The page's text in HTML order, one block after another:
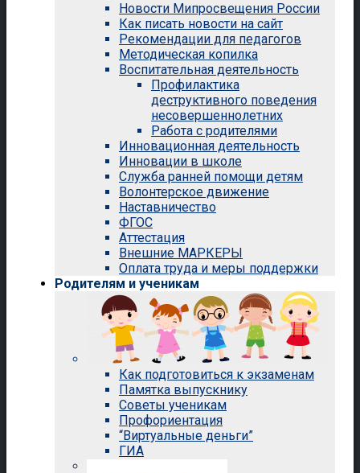
Новости Мипросвещения России
Как писать новости на сайт
Рекомендации для педагогов
Методическая копилка
Воспитательная деятельность
Профилактика
деструктивного поведения
несовершеннолетних
Работа с родителями
Инновационная деятельность
Инновации в школе
Служба ранней помощи детям
Волонтерское движение
Наставничество
ФГОС
Аттестация
Внешние МАРКЕРЫ
Оплата труда и меры поддержки
Родителям и ученикам
Как подготовиться к экзаменам
Памятка выпускнику
Советы ученикам
Профориентация
“Виртуальные деньги”
ГИА